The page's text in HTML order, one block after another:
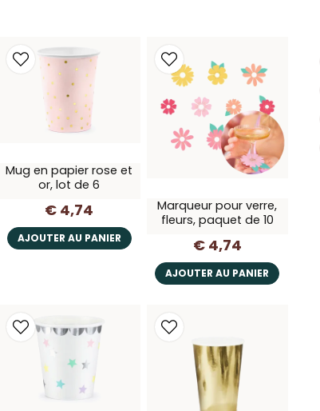
Mug en papier rose et
or, lot de 6
€ 4,74
AJOUTER AU PANIER
Marqueur pour verre,
fleurs, paquet de 10
€ 4,74
AJOUTER AU PANIER